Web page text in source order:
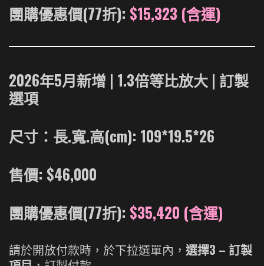
型
號
數
量
團購優惠價(77折): $15,323 (含運)
2026年5月新增 | 1.3倍等比放大 | 訂製
選項
尺寸：長.寬.高(cm): 109*19.5*26
售價: $46,000
團購優惠價(77折): $35,420 (含運)
請於開放付款時，於下拉選單內， 選擇3 – 訂製